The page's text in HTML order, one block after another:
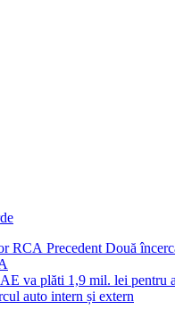
Precedent Două
va plăti 1,9 mil. lei pentru
auto intern și extern